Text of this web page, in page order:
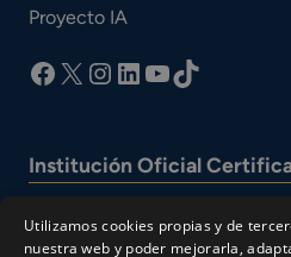
Proyecto IA
facebook
X Instagram
LinkedIn
YouTube
TikTok
Institución Oficial
Utilizamos cookies propias y de
nuestra web y poder mejorarla,